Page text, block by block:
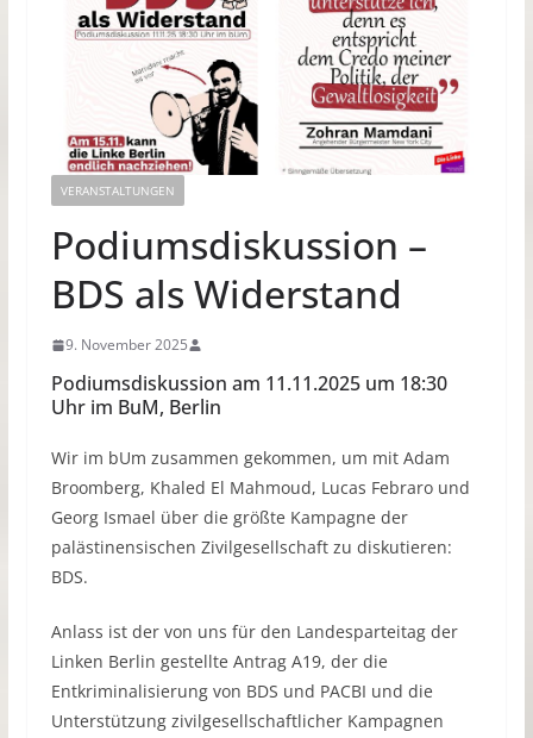
VERANSTALTUNGEN
Podiumsdiskussion –
BDS als Widerstand
9. November 2025
Podiumsdiskussion am 11.11.2025 um 18:30
Uhr im BuM, Berlin
Wir im bUm zusammen gekommen, um mit Adam
Broomberg, Khaled El Mahmoud, Lucas Febraro und
Georg Ismael über die größte Kampagne der
palästinensischen Zivilgesellschaft zu diskutieren:
BDS.
Anlass ist der von uns für den Landesparteitag der
Linken Berlin gestellte Antrag A19, der die
Entkriminalisierung von BDS und PACBI und die
Unterstützung zivilgesellschaftlicher Kampagnen